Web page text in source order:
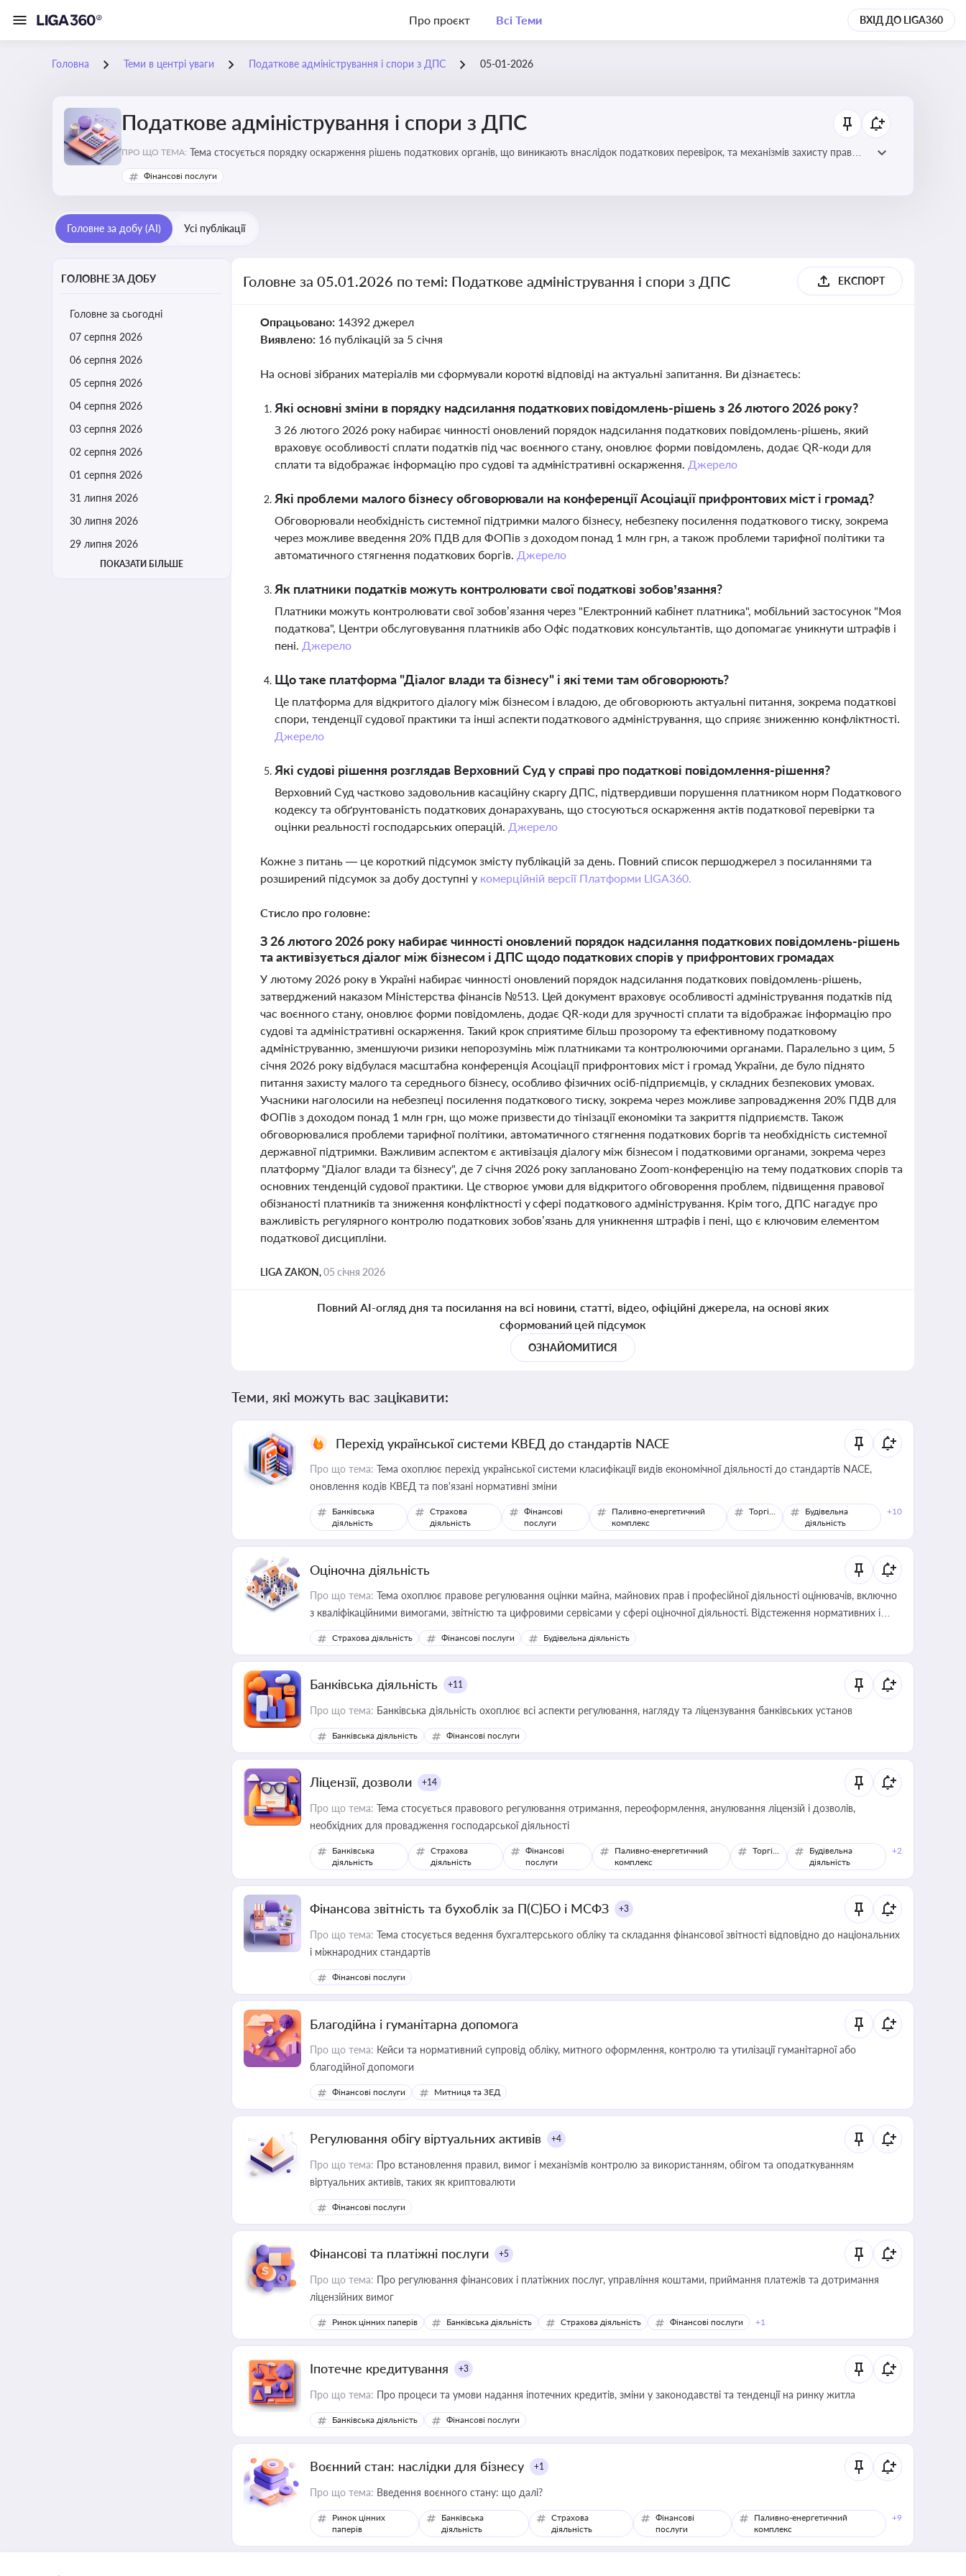
Про проєкт Всі Теми ВХІД ДО LIGA360
Головна Теми в центрі уваги Податкове адміністрування і спори з ДПС 05-01-2026
Податкове адміністрування і спори з ДПС
ПРО ЩО ТЕМА: Тема стосується порядку оскарження рішень податкових органів, що виникають внаслідок податкових перевірок, та механізмів захисту прав
платників податків
Фінансові послуги
Головне за добу (AI) Усі публікації
ГОЛОВНЕ ЗА ДОБУ
Головне за сьогодні
07 серпня 2026
06 серпня 2026
05 серпня 2026
04 серпня 2026
03 серпня 2026
02 серпня 2026
01 серпня 2026
31 липня 2026
30 липня 2026
29 липня 2026
ПОКАЗАТИ БІЛЬШЕ
Головне за 05.01.2026 по темі: Податкове адміністрування і спори з ДПС ЕКСПОРТ
Опрацьовано: 14392 джерел
Виявлено: 16 публікацій за 5 січня
На основі зібраних матеріалів ми сформували короткі відповіді на актуальні запитання. Ви дізнаєтесь:
Які основні зміни в порядку надсилання податкових повідомлень-рішень з 26 лютого 2026 року?
З 26 лютого 2026 року набирає чинності оновлений порядок надсилання податкових повідомлень-рішень, який
враховує особливості сплати податків під час воєнного стану, оновлює форми повідомлень, додає QR-коди для
сплати та відображає інформацію про судові та адміністративні оскарження. Джерело
Які проблеми малого бізнесу обговорювали на конференції Асоціації прифронтових міст і громад?
Обговорювали необхідність системної підтримки малого бізнесу, небезпеку посилення податкового тиску, зокрема
через можливе введення 20% ПДВ для ФОПів з доходом понад 1 млн грн, а також проблеми тарифної політики та
автоматичного стягнення податкових боргів. Джерело
Як платники податків можуть контролювати свої податкові зобов’язання?
Платники можуть контролювати свої зобов’язання через "Електронний кабінет платника", мобільний застосунок "Моя
податкова", Центри обслуговування платників або Офіс податкових консультантів, що допомагає уникнути штрафів і
пені. Джерело
Що таке платформа "Діалог влади та бізнесу" і які теми там обговорюють?
Це платформа для відкритого діалогу між бізнесом і владою, де обговорюють актуальні питання, зокрема податкові
спори, тенденції судової практики та інші аспекти податкового адміністрування, що сприяє зниженню конфліктності.
Джерело
Які судові рішення розглядав Верховний Суд у справі про податкові повідомлення-рішення?
Верховний Суд частково задовольнив касаційну скаргу ДПС, підтвердивши порушення платником норм Податкового
кодексу та обґрунтованість податкових донарахувань, що стосуються оскарження актів податкової перевірки та
оцінки реальності господарських операцій. Джерело
Кожне з питань — це короткий підсумок змісту публікацій за день. Повний список першоджерел з посиланнями та
розширений підсумок за добу доступні у комерційній версії Платформи LIGA360.
Стисло про головне:
З 26 лютого 2026 року набирає чинності оновлений порядок надсилання податкових повідомлень-рішень
та активізується діалог між бізнесом і ДПС щодо податкових спорів у прифронтових громадах
У лютому 2026 року в Україні набирає чинності оновлений порядок надсилання податкових повідомлень-рішень,
затверджений наказом Міністерства фінансів №513. Цей документ враховує особливості адміністрування податків під
час воєнного стану, оновлює форми повідомлень, додає QR-коди для зручності сплати та відображає інформацію про
судові та адміністративні оскарження. Такий крок сприятиме більш прозорому та ефективному податковому
адмініструванню, зменшуючи ризики непорозумінь між платниками та контролюючими органами. Паралельно з цим, 5
січня 2026 року відбулася масштабна конференція Асоціації прифронтових міст і громад України, де було піднято
питання захисту малого та середнього бізнесу, особливо фізичних осіб-підприємців, у складних безпекових умовах.
Учасники наголосили на небезпеці посилення податкового тиску, зокрема через можливе запровадження 20% ПДВ для
ФОПів з доходом понад 1 млн грн, що може призвести до тінізації економіки та закриття підприємств. Також
обговорювалися проблеми тарифної політики, автоматичного стягнення податкових боргів та необхідність системної
державної підтримки. Важливим аспектом є активізація діалогу між бізнесом і податковими органами, зокрема через
платформу "Діалог влади та бізнесу", де 7 січня 2026 року заплановано Zoom-конференцію на тему податкових спорів та
основних тенденцій судової практики. Це створює умови для відкритого обговорення проблем, підвищення правової
обізнаності платників та зниження конфліктності у сфері податкового адміністрування. Крім того, ДПС нагадує про
важливість регулярного контролю податкових зобов’язань для уникнення штрафів і пені, що є ключовим елементом
податкової дисципліни.
LIGA ZAKON,05 січня 2026
Повний AI-огляд дня та посилання на всі новини, статті, відео, офіційні джерела, на основі яких
сформований цей підсумок
ОЗНАЙОМИТИСЯ
Теми, які можуть вас зацікавити:
Перехід української системи КВЕД до стандартів NACE
Про що тема: Тема охоплює перехід української системи класифікації видів економічної діяльності до стандартів NACE,
оновлення кодів КВЕД та пов'язані нормативні зміни
Банківська
діяльність
Страхова
діяльність
Фінансові
послуги
Паливно-енергетичний
комплекс
Торгівля
Будівельна
діяльність
+10
Оціночна діяльність
Про що тема: Тема охоплює правове регулювання оцінки майна, майнових прав і професійної діяльності оцінювачів, включно
з кваліфікаційними вимогами, звітністю та цифровими сервісами у сфері оціночної діяльності. Відстеження нормативних і
медійних змін у цій сфері корисне для власника бізнесу, керівника, юриста або бухгалтера під час оподаткування,
приватизації, оренди державного майна, корпоративних угод і перевірки статусу суб'єктів оціночної діяльності
Страхова діяльність Фінансові послуги Будівельна діяльність
Банківська діяльність +11
Про що тема: Банківська діяльність охоплює всі аспекти регулювання, нагляду та ліцензування банківських установ
Банківська діяльність Фінансові послуги
Ліцензії, дозволи +14
Про що тема: Тема стосується правового регулювання отримання, переоформлення, анулювання ліцензій і дозволів,
необхідних для провадження господарської діяльності
Банківська
діяльність
Страхова
діяльність
Фінансові
послуги
Паливно-енергетичний
комплекс
Торгівля
Будівельна
діяльність
+2
Фінансова звітність та бухоблік за П(С)БО і МСФЗ +3
Про що тема: Тема стосується ведення бухгалтерського обліку та складання фінансової звітності відповідно до національних
і міжнародних стандартів
Фінансові послуги
Благодійна і гуманітарна допомога
Про що тема: Кейси та нормативний супровід обліку, митного оформлення, контролю та утилізації гуманітарної або
благодійної допомоги
Фінансові послуги Митниця та ЗЕД
Регулювання обігу віртуальних активів +4
Про що тема: Про встановлення правил, вимог і механізмів контролю за використанням, обігом та оподаткуванням
віртуальних активів, таких як криптовалюти
Фінансові послуги
Фінансові та платіжні послуги +5
Про що тема: Про регулювання фінансових і платіжних послуг, управління коштами, приймання платежів та дотримання
ліцензійних вимог
Ринок цінних паперів Банківська діяльність Страхова діяльність Фінансові послуги +1
Іпотечне кредитування +3
Про що тема: Про процеси та умови надання іпотечних кредитів, зміни у законодавстві та тенденції на ринку житла
Банківська діяльність Фінансові послуги
Воєнний стан: наслідки для бізнесу +1
Про що тема: Введення воєнного стану: що далі?
Ринок цінних
паперів
Банківська
діяльність
Страхова
діяльність
Фінансові
послуги
Паливно-енергетичний
комплекс
+9